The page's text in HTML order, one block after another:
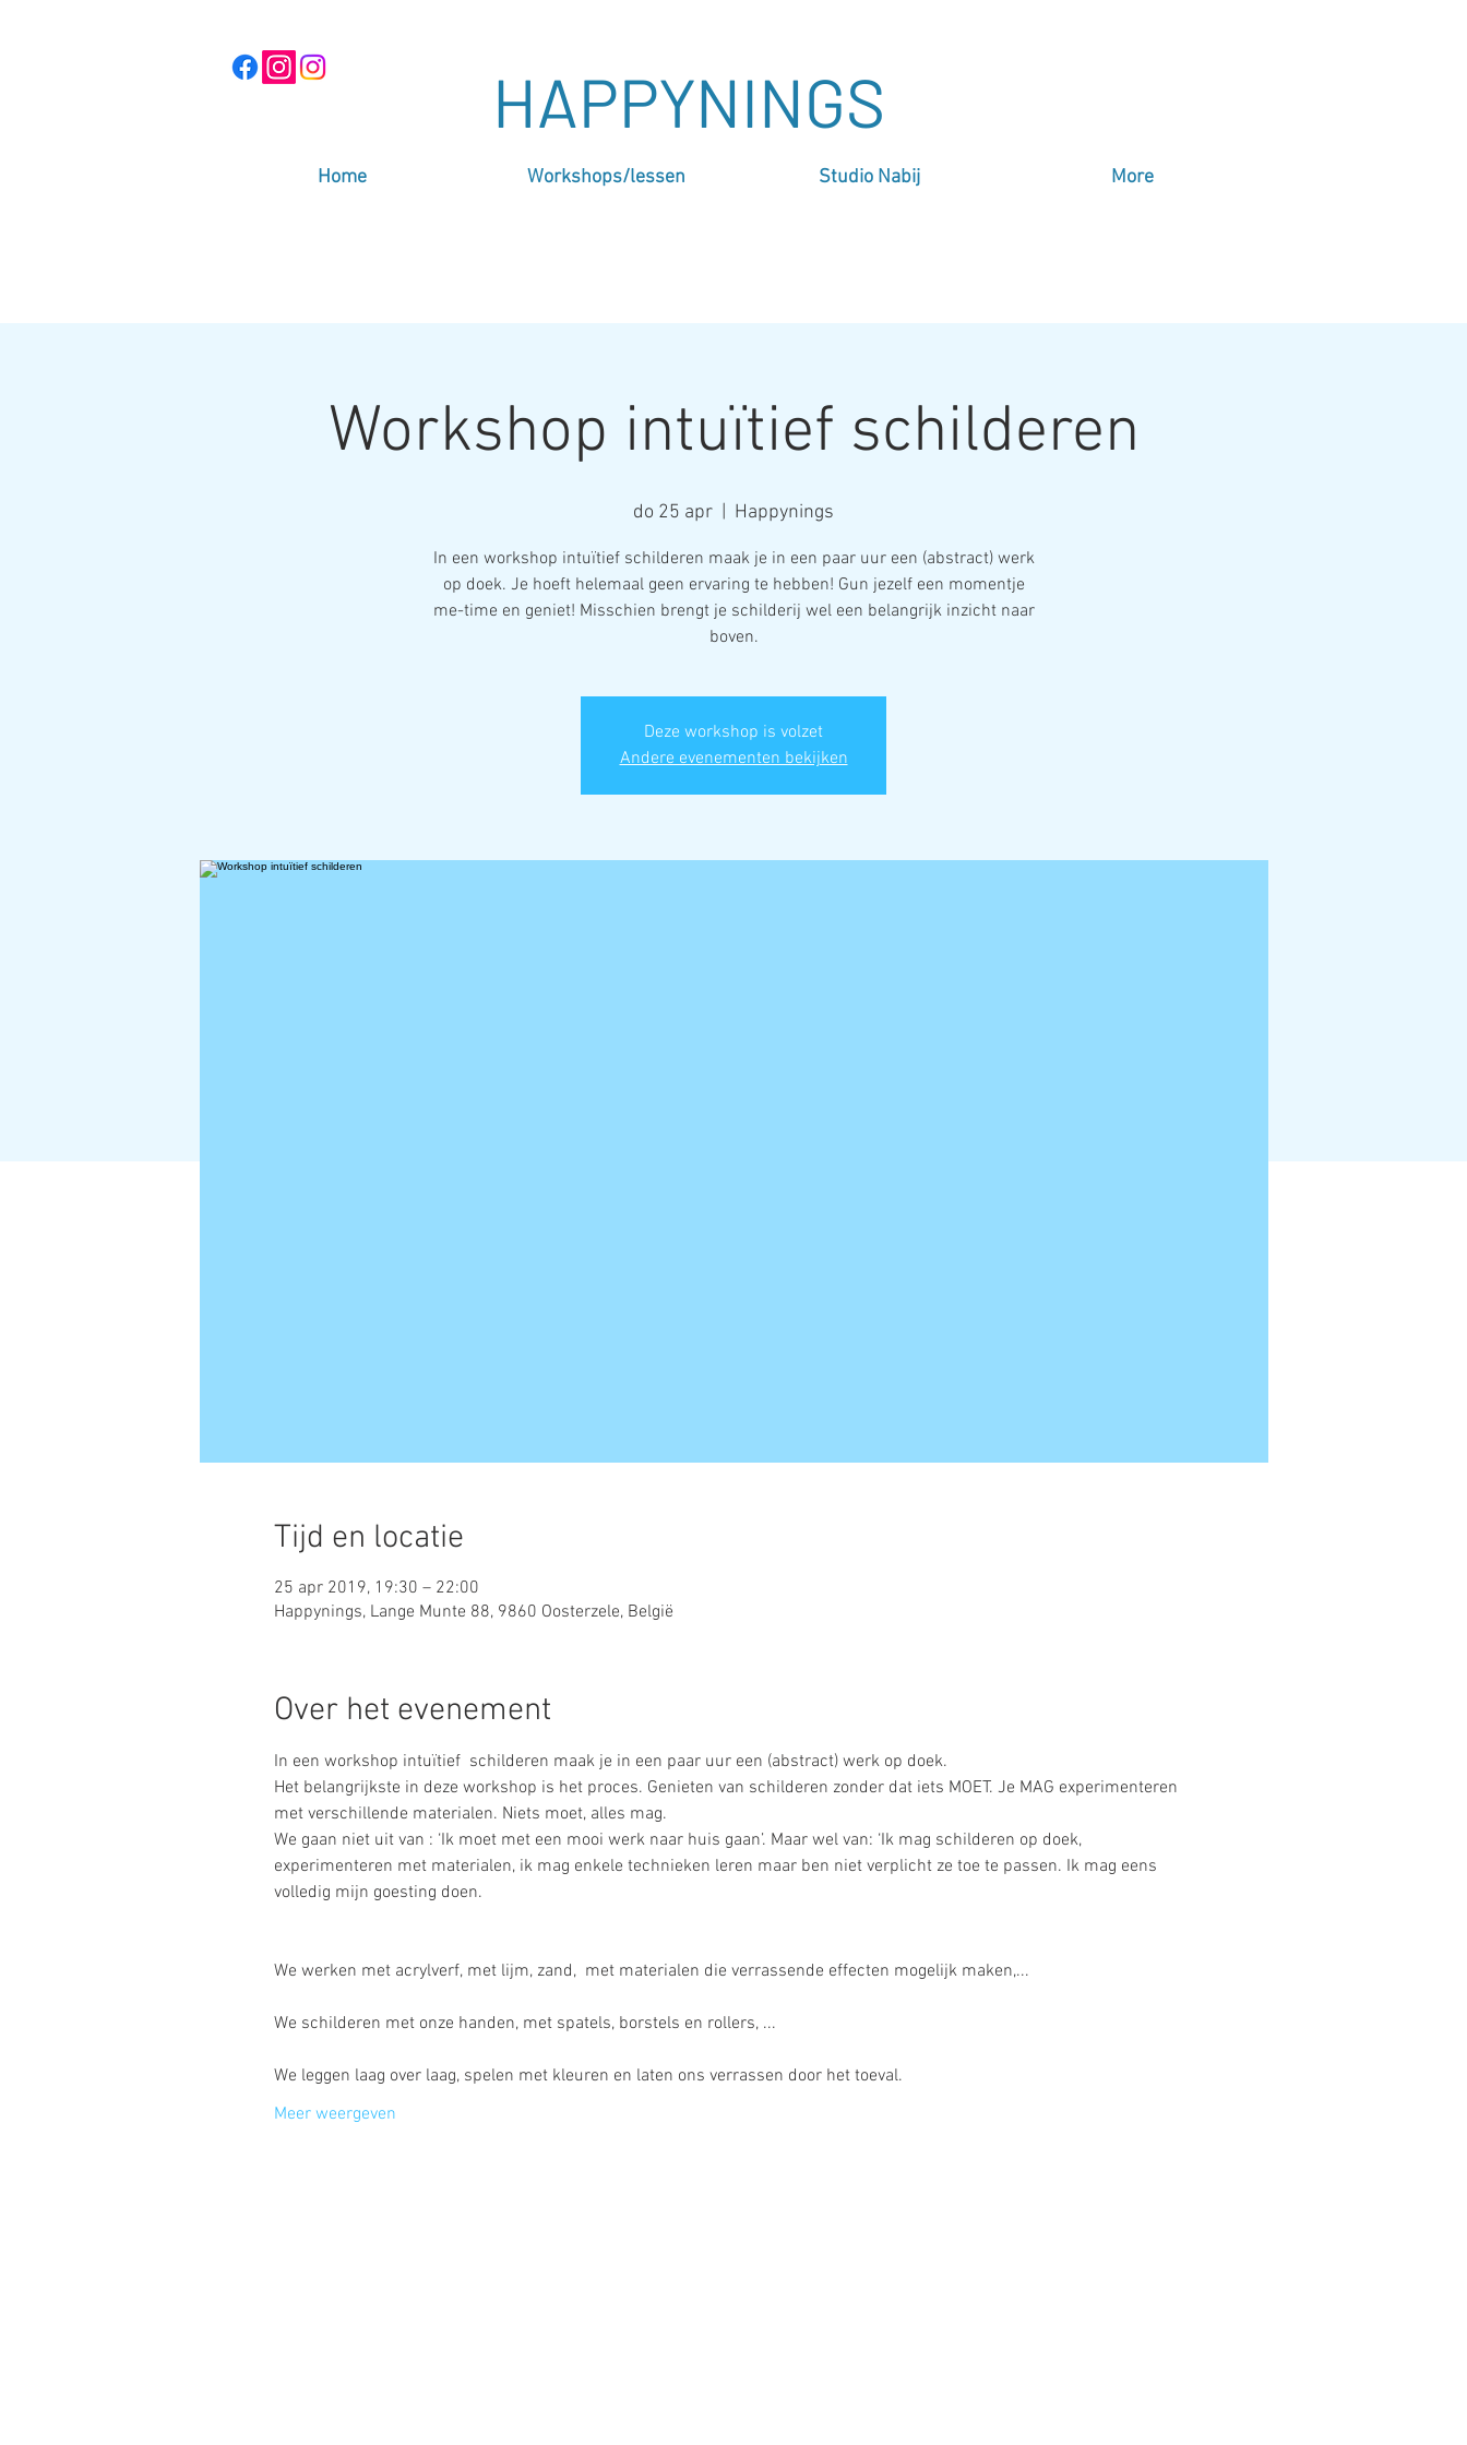
HAPPYNINGS
Home Workshops/lessen Studio Nabij More
Workshop intuïtief schilderen
do 25 apr Happynings
In een workshop intuïtief schilderen maak je in een paar uur een (abstract) werk
op doek. Je hoeft helemaal geen ervaring te hebben! Gun jezelf een momentje
me-time en geniet! Misschien brengt je schilderij wel een belangrijk inzicht naar
Deze workshop is volzet
Andere evenementen bekijken
Tijd en locatie
25 apr 2019, 19:30 – 22:00
Happynings, Lange Munte 88, 9860 Oosterzele, België
Over het evenement
Het belangrijkste in deze workshop is het proces. Genieten van schilderen zonder dat iets MOET. Je MAG experimenteren
We gaan niet uit van : ‘Ik moet met een mooi werk naar huis gaan’. Maar wel van: ‘Ik mag schilderen op doek,
experimenteren met materialen, ik mag enkele technieken leren maar ben niet verplicht ze toe te passen. Ik mag eens
volledig mijn goesting doen.
Meer weergeven